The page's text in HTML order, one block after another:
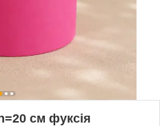
см фуксія